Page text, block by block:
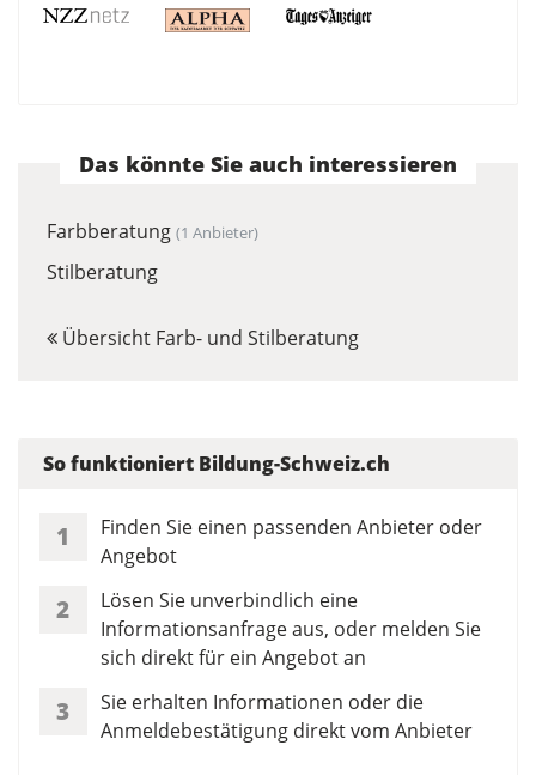
Das könnte Sie auch interessieren
Farbberatung (1 Anbieter)
Stilberatung
Übersicht Farb- und Stilberatung
So funktioniert Bildung-Schweiz.ch
1
Finden Sie einen passenden Anbieter oder
Angebot
2
Lösen Sie unverbindlich eine
Informationsanfrage aus, oder melden Sie
sich direkt für ein Angebot an
3
Sie erhalten Informationen oder die
Anmeldebestätigung direkt vom Anbieter